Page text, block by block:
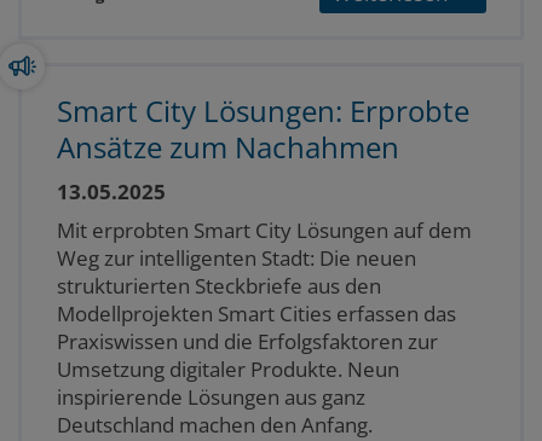
Smart City Lösungen: Erprobte
Ansätze zum Nachahmen
13.05.2025
Mit erprobten Smart City Lösungen auf dem
Weg zur intelligenten Stadt: Die neuen
strukturierten Steckbriefe aus den
Modellprojekten Smart Cities erfassen das
Praxiswissen und die Erfolgsfaktoren zur
Umsetzung digitaler Produkte. Neun
inspirierende Lösungen aus ganz
Deutschland machen den Anfang.